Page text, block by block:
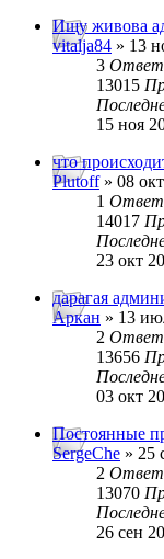
Ищу живова
vitalja84 » 13
3
13015
15 ноя
что
Plutoff» 08
1
14017
23 окт
дарагая
Аркан » 13
2
13656
03 окт
Постоянные
SergeChe » 25
2
13070
26 сен